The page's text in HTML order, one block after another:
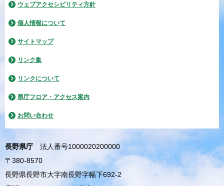
ウェブアクセシビリティ方針
個人情報について
サイトマップ
リンク集
リンクについて
県庁フロア・アクセス案内
お問い合わせ
長野県庁
法人番号1000020200000
〒380-8570
長野県長野市大字南長野字幅下692-2